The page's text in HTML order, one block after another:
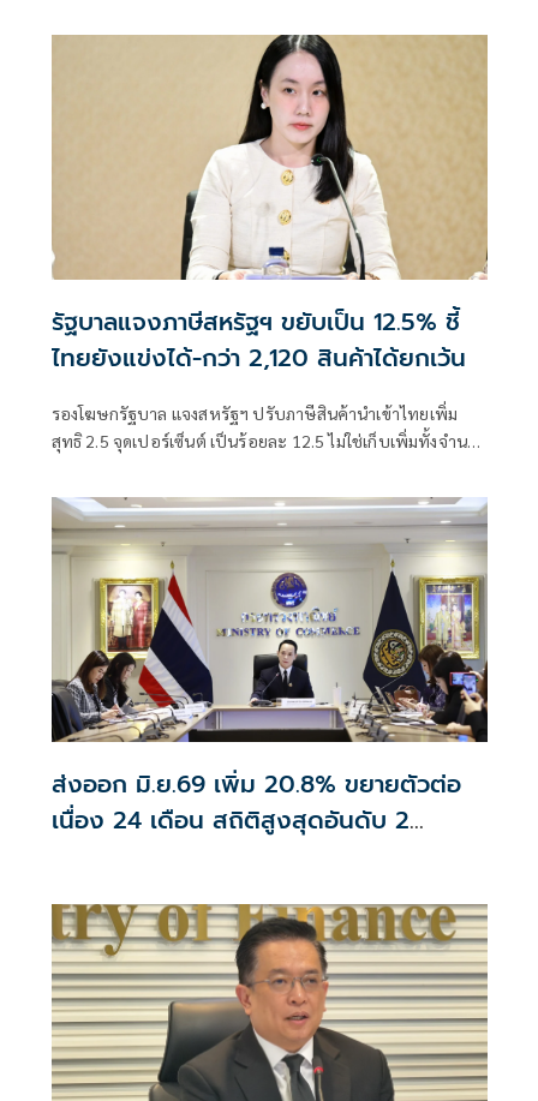
รัฐบาลแจงภาษีสหรัฐฯ ขยับเป็น 12.5% ชี้
ไทยยังแข่งได้-กว่า 2,120 สินค้าได้ยกเว้น
รองโฆษกรัฐบาล แจงสหรัฐฯ ปรับภาษีสินค้านำเข้าไทยเพิ่ม
สุทธิ 2.5 จุดเปอร์เซ็นต์ เป็นร้อยละ 12.5 ไม่ใช่เก็บเพิ่มทั้งจำนวน
ส่งออก มิ.ย.69 เพิ่ม 20.8% ขยายตัวต่อ
เนื่อง 24 เดือน สถิติสูงสุดอันดับ 2